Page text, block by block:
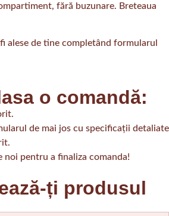
fără buzunare. Breteaua
alese de tine completând formularul
o comandă:
de mai jos cu specificații detaliate
noi pentru a finaliza comanda!
ți produsul